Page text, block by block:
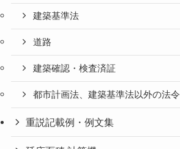
建築基準法
道路
建築確認・検査済証
都市計画法、建築基準法以外の法令
重説記載例・例文集